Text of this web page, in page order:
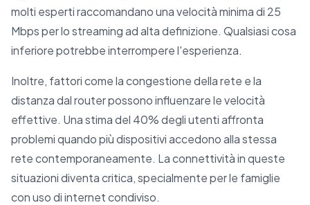
molti esperti raccomandano una velocità minima di 25
Mbps per lo streaming ad alta definizione. Qualsiasi cosa
inferiore potrebbe interrompere l'esperienza.
Inoltre, fattori come la congestione della rete e la
distanza dal router possono influenzare le velocità
effettive. Una stima del 40% degli utenti affronta
problemi quando più dispositivi accedono alla stessa
rete contemporaneamente. La connettività in queste
situazioni diventa critica, specialmente per le famiglie
con uso di internet condiviso.